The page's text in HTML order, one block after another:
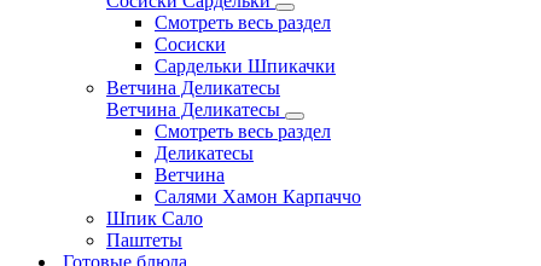
Смотреть весь раздел
Сосиски
Сардельки Шпикачки
Ветчина Деликатесы
Ветчина Деликатесы
Смотреть весь раздел
Деликатесы
Ветчина
Салями Хамон Карпаччо
Шпик Сало
Паштеты
Готовые блюда